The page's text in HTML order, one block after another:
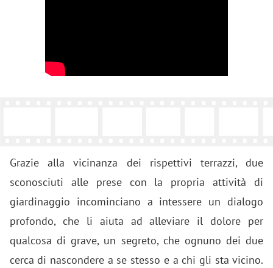
Grazie alla vicinanza dei rispettivi terrazzi, due
sconosciuti alle prese con la propria attività di
giardinaggio incominciano a intessere un dialogo
profondo, che li aiuta ad alleviare il dolore per
qualcosa di grave, un segreto, che ognuno dei due
cerca di nascondere a se stesso e a chi gli sta vicino.